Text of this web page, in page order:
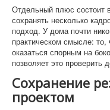
Отдельный плюс состоит
сохранять несколько
подход. У дома почти
практическом смысле:
оказаться спорным на
позволяет это проверить
Сохранение
проектом